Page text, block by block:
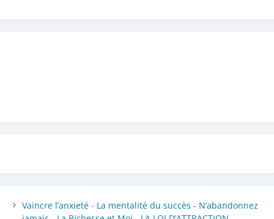
Vaincre l’anxieté - La mentalité du succès - N’abandonnez